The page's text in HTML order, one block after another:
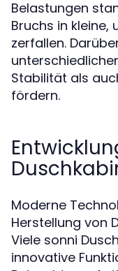
Belastungen
Bruchs in kleine,
zerfallen.
Stabilität als
fördern.
Moderne
Herstellung von
Viele sonni
innovative